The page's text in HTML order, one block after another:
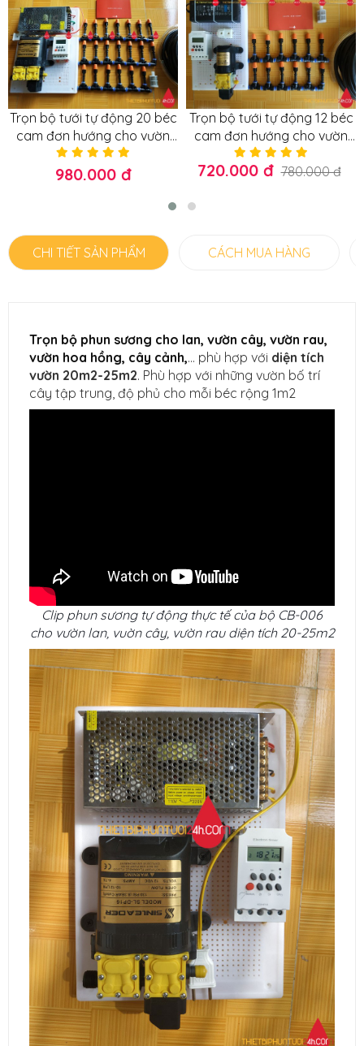
Trọn bộ tưới tự động 20 béc
cam đơn hướng cho vườn
20-25m2
980.000 đ
Trọn bộ tưới tự động 12 béc
cam đơn hướng cho vườn
lan, cây cảnh, vườn hoa
hồng 10-15m2
720.000 đ 780.000 đ
CHI TIẾT SẢN PHẨM CÁCH MUA HÀNG
Trọn bộ phun sương cho lan, vườn cây, vườn rau,
vườn hoa hồng, cây cảnh,... phù hợp với diện tích
vườn 20m2-25m2. Phù hợp với những vườn bố trí
cây tập trung, độ phủ cho mỗi béc rộng 1m2
Clip phun sương tự động thực tế của bộ CB-006
cho vườn lan, vuờn cây, vườn rau diện tích 20-25m2